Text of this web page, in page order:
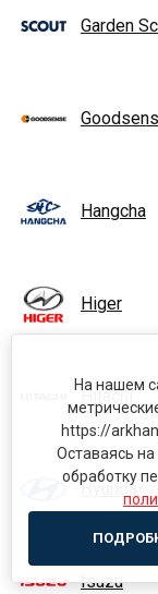
Garden
Hangcha
Higer
Hitachi
Hyundai
Isuzu
На нашем
https://
Оставаясь
обработку